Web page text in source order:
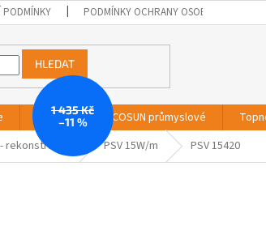
PODMÍNKY PODMÍNKY OCHRANY OSOBNÍCH ÚDAJŮ
HLEDAT
Sálavé panely ECOSUN průmyslové
PSV 15W/m PSV 15420
1 435 Kč
–11 %